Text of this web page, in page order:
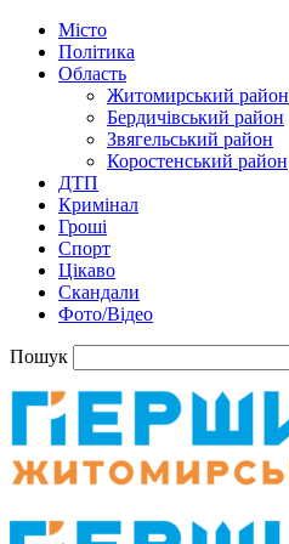
Місто
Політика
Область
Житомирський район
Бердичівський район
Звягельський район
Коростенський район
ДТП
Кримінал
Гроші
Спорт
Цікаво
Скандали
Фото/Відео
Пошук